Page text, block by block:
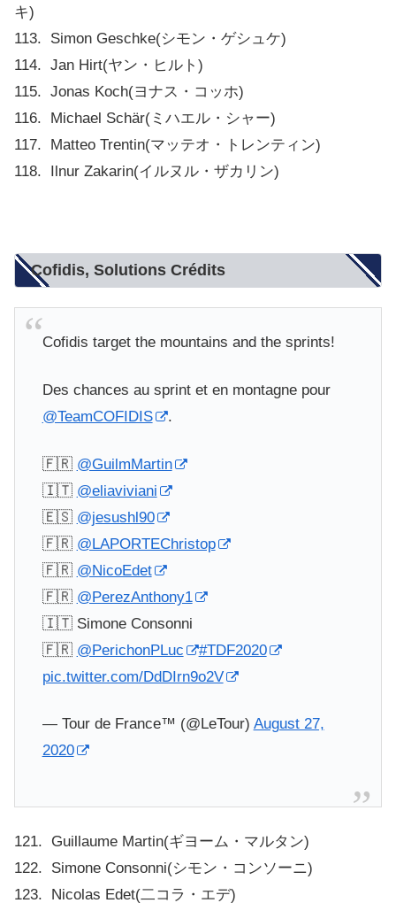
キ)
113. Simon Geschke(シモン・ゲシュケ)
114. Jan Hirt(ヤン・ヒルト)
115. Jonas Koch(ヨナス・コッホ)
116. Michael Schär(ミハエル・シャー)
117. Matteo Trentin(マッテオ・トレンティン)
118. Ilnur Zakarin(イルヌル・ザカリン)
Cofidis, Solutions Crédits
Cofidis target the mountains and the sprints!
Des chances au sprint et en montagne pour
@TeamCOFIDIS
.
🇫🇷 @GuilmMartin
🇮🇹 @eliaviviani
🇪🇸 @jesushl90
🇫🇷 @LAPORTEChristop
🇫🇷 @NicoEdet
🇫🇷 @PerezAnthony1
🇮🇹 Simone Consonni
🇫🇷 @PerichonPLuc
#TDF2020
pic.twitter.com/DdDIrn9o2V
— Tour de France™ (@LeTour) August 27,
2020
121. Guillaume Martin(ギヨーム・マルタン)
122. Simone Consonni(シモン・コンソーニ)
123. Nicolas Edet(二コラ・エデ)